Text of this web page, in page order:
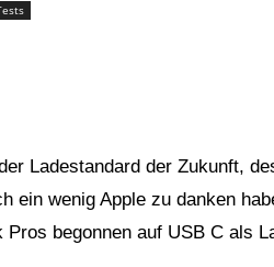
Ladestandard der Zukunft,
ein wenig Apple zu danken
Pros begonnen auf USB C als